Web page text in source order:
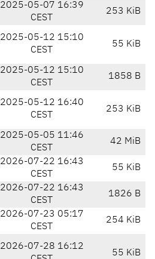
2025-05-07 16:39
CEST
253 KiB
2025-05-12 15:10
CEST
55 KiB
2025-05-12 15:10
CEST
1858 B
2025-05-12 16:40
CEST
253 KiB
2025-05-05 11:46
CEST
42 MiB
2026-07-22 16:43
CEST
55 KiB
2026-07-22 16:43
CEST
1826 B
2026-07-23 05:17
CEST
254 KiB
2026-07-28 16:12
55 KiB